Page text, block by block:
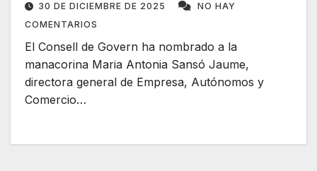
30 DE DICIEMBRE DE 2025
NO HAY
COMENTARIOS
​​El Consell de Govern ha nombrado a la
manacorina Maria Antonia Sansó Jaume,
directora general de Empresa, Autónomos y
Comercio…